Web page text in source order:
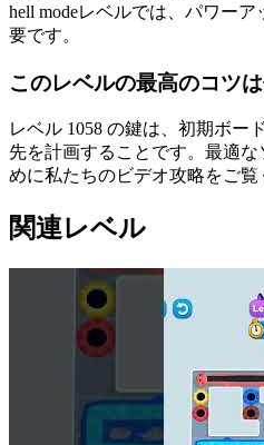
hell modeレベルでは、パワー
要です。
このレベルの最高のコツ
レベル 1058 の鍵は、初期ボー
先を計画することです。最適
めに私たちのビデオ攻略をご覧
関連レベル